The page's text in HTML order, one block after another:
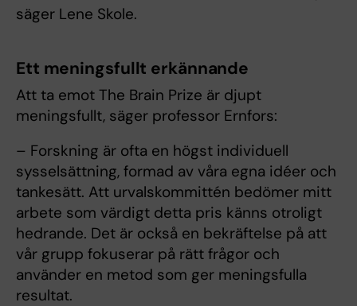
säger Lene Skole.
Ett meningsfullt erkännande
Att ta emot The Brain Prize är djupt
meningsfullt, säger professor Ernfors:
– Forskning är ofta en högst individuell
sysselsättning, formad av våra egna idéer och
tankesätt. Att urvalskommittén bedömer mitt
arbete som värdigt detta pris känns otroligt
hedrande. Det är också en bekräftelse på att
vår grupp fokuserar på rätt frågor och
använder en metod som ger meningsfulla
resultat.